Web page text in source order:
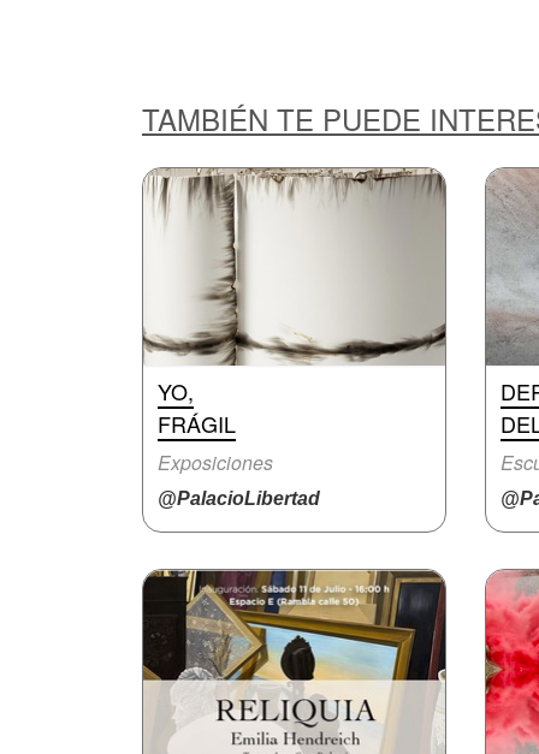
TAMBIÉN TE PUEDE
YO,
FRÁGIL
Exposiciones
@PalacioLibertad